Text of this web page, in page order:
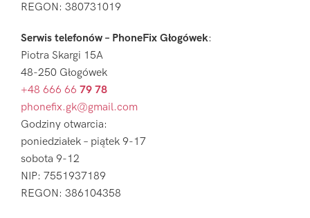
REGON: 380731019
Serwis telefonów – PhoneFix Głogówek:
Piotra Skargi 15A
48-250 Głogówek
+48 666 66 79 78
phonefix.gk@gmail.com
Godziny otwarcia:
poniedziałek – piątek 9-17
sobota 9-12
NIP: 7551937189
REGON: 386104358